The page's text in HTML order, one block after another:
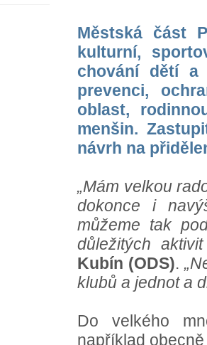
Městská část
kulturní,
chování dětí a
prevenci,
oblast,
menšin.
návrh na
„Mám velkou
dokonce i
můžeme tak
důležitých
Kubín (ODS).
klubů a jednot a
Do velkého
například